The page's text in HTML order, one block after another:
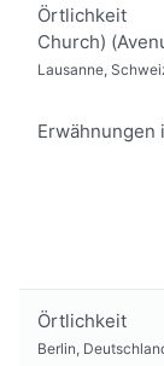
Örtlichkeit
Church)
Lausanne,
Erwähnungen
Örtlichkeit
Berlin,